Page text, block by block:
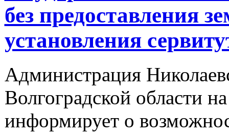
без предоставления
установления
Администрация
Волгоградской области
информирует о